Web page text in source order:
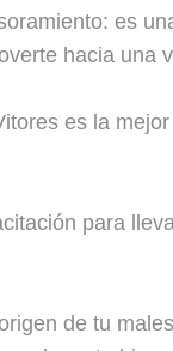
es
hacia una
es la
para
de tu